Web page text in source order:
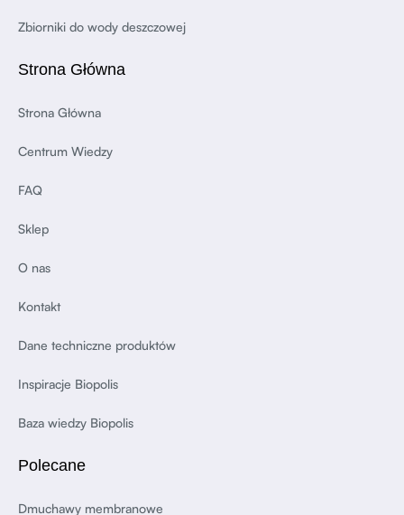
Zbiorniki do wody deszczowej
Strona Główna
Strona Główna
Centrum Wiedzy
FAQ
Sklep
O nas
Kontakt
Dane techniczne produktów
Inspiracje Biopolis
Baza wiedzy Biopolis
Polecane
Dmuchawy membranowe